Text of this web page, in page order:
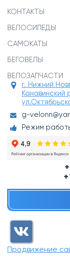
КОНТАКТЫ
ВЕЛОСИПЕДЫ
САМОКАТЫ
БЕГОВЕЛЫ
ВЕЛОЗАПЧАСТИ
г. Нижний
Канавинский
g-
Режим
Продвижение